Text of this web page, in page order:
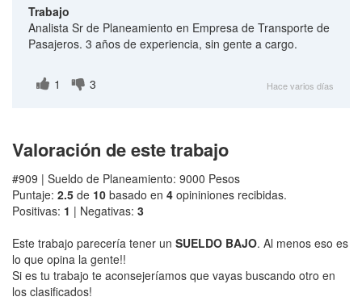
Trabajo
Analista Sr de Planeamiento en Empresa de Transporte de
Pasajeros. 3 años de experiencia, sin gente a cargo.
1 3 Hace varios días
Valoración de este trabajo
#909 | Sueldo de Planeamiento: 9000 Pesos
Puntaje: 2.5 de 10 basado en 4 opininiones recibidas.
Positivas: 1 | Negativas: 3
Este trabajo parecería tener un SUELDO BAJO. Al menos eso es
lo que opina la gente!!
Si es tu trabajo te aconsejeríamos que vayas buscando otro en
los clasificados!